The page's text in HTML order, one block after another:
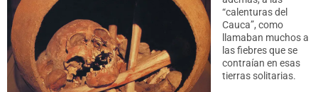
“calenturas del
Cauca”, como
llamaban muchos a
las fiebres que se
contraían en esas
tierras solitarias.